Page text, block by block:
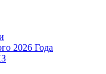
2026 Года